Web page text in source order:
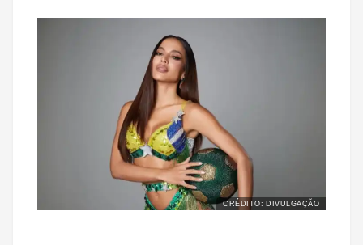
CRÉDITO: DIVULGAÇÃO